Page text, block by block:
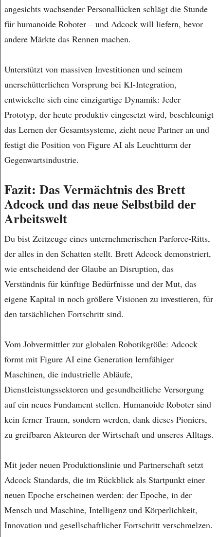
angesichts wachsender Personallücken schlägt die Stunde
für humanoide Roboter – und Adcock will liefern, bevor
andere Märkte das Rennen machen.
Unterstützt von massiven Investitionen und seinem
unerschütterlichen Vorsprung bei KI-Integration,
entwickelte sich eine einzigartige Dynamik: Jeder
Prototyp, der heute produktiv eingesetzt wird, beschleunigt
das Lernen der Gesamtsysteme, zieht neue Partner an und
festigt die Position von Figure AI als Leuchtturm der
Gegenwartsindustrie.
Fazit: Das Vermächtnis des Brett
Adcock und das neue Selbstbild der
Arbeitswelt
Du bist Zeitzeuge eines unternehmerischen Parforce-Ritts,
der alles in den Schatten stellt. Brett Adcock demonstriert,
wie entscheidend der Glaube an Disruption, das
Verständnis für künftige Bedürfnisse und der Mut, das
eigene Kapital in noch größere Visionen zu investieren, für
den tatsächlichen Fortschritt sind.
Vom Jobvermittler zur globalen Robotikgröße: Adcock
formt mit Figure AI eine Generation lernfähiger
Maschinen, die industrielle Abläufe,
Dienstleistungssektoren und gesundheitliche Versorgung
auf ein neues Fundament stellen. Humanoide Roboter sind
kein ferner Traum, sondern werden, dank dieses Pioniers,
zu greifbaren Akteuren der Wirtschaft und unseres Alltags.
Mit jeder neuen Produktionslinie und Partnerschaft setzt
Adcock Standards, die im Rückblick als Startpunkt einer
neuen Epoche erscheinen werden: der Epoche, in der
Mensch und Maschine, Intelligenz und Körperlichkeit,
Innovation und gesellschaftlicher Fortschritt verschmelzen.